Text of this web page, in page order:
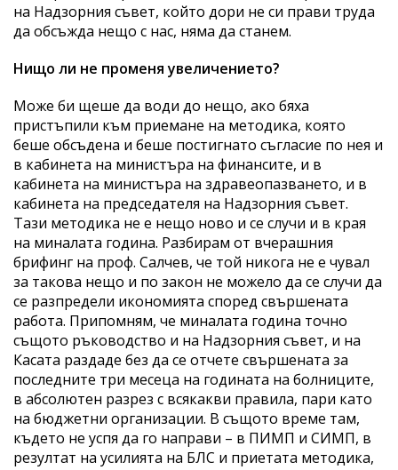
на Надзорния съвет, който дори не си прави труда
да обсъжда нещо с нас, няма да станем.
Нищо ли не променя увеличението?
Може би щеше да води до нещо, ако бяха
пристъпили към приемане на методика, която
беше обсъдена и беше постигнато съгласие по нея и
в кабинета на министъра на финансите, и в
кабинета на министъра на здравеопазването, и в
кабинета на председателя на Надзорния съвет.
Тази методика не е нещо ново и се случи и в края
на миналата година. Разбирам от вчерашния
брифинг на проф. Салчев, че той никога не е чувал
за такова нещо и по закон не можело да се случи да
се разпредели икономията според свършената
работа. Припомням, че миналата година точно
същото ръководство и на Надзорния съвет, и на
Касата раздаде без да се отчете свършената за
последните три месеца на годината на болниците,
в абсолютен разрез с всякакви правила, пари като
на бюджетни организации. В същото време там,
където не успя да го направи – в ПИМП и СИМП, в
резултат на усилията на БЛС и приетата методика,